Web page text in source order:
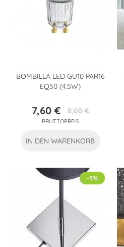
BOMBILLA LED GU10 PAR16
EQ50 (4.5W)
Preis
7,60 €Verkaufspreis
8,00 €
BRUTTOPREIS
IN DEN WARENKORB
-5%